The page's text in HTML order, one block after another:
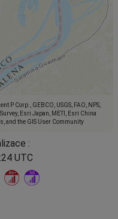
P Corp., GEBCO, USGS, FAO, NPS,
Esri Japan, METI, Esri China
and the GIS User Community
:
UTC